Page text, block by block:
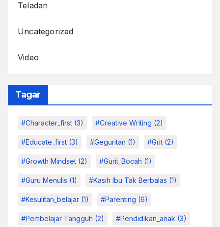
Teladan
Uncategorized
Video
Tagar
#character_first (3) #Creative Writing (2)
#educate_first (3) #Geguritan (1) #grit (2)
#growth Mindset (2) #Gurit_Bocah (1)
#Guru Menulis (1) #kasih Ibu Tak Berbalas (1)
#kesulitan_belajar (1) #parenting (6)
#pembelajar Tangguh (2) #pendidikan_anak (3)